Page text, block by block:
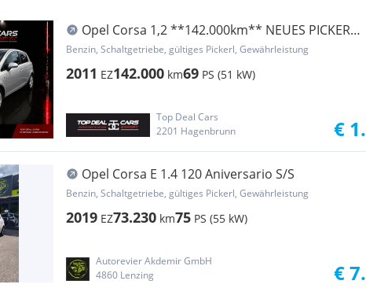
Opel Corsa 1,2 **142.000km** NEUES PICKERL
7/2027
Benzin, Schaltgetriebe, gültiges Pickerl, Gewährleistung
2011 EZ142.000 km69 PS (51 kW)
Top Deal Cars
2201 Hagenbrunn
€
Opel Corsa E 1.4 120 Aniversario S/S
Benzin, Schaltgetriebe, gültiges Pickerl, Gewährleistung
2019 EZ73.230 km75 PS (55 kW)
Autorevier Akdemir GmbH
4860 Lenzing
€